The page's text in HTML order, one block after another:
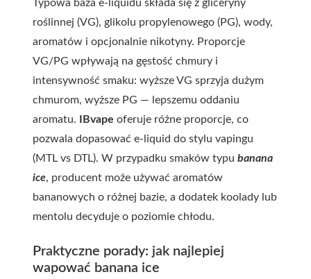
Typowa baza e-liquidu składa się z gliceryny
roślinnej (VG), glikolu propylenowego (PG), wody,
aromatów i opcjonalnie nikotyny. Proporcje
VG/PG wpływają na gęstość chmury i
intensywność smaku: wyższe VG sprzyja dużym
chmurom, wyższe PG — lepszemu oddaniu
aromatu.
IBvape oferuje różne proporcje, co
pozwala dopasować e-liquid do stylu vapingu
(MTL vs DTL). W przypadku smaków typu banana
ice, producent może używać aromatów
bananowych o różnej bazie, a dodatek koolady lub
mentolu decyduje o poziomie chłodu.
Praktyczne porady: jak najlepiej
wapować banana ice